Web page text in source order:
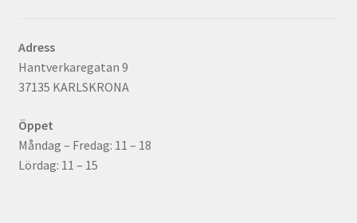
Adress
Hantverkaregatan 9
37135 KARLSKRONA
Öppet
Måndag – Fredag: 11 – 18
Lördag: 11 – 15